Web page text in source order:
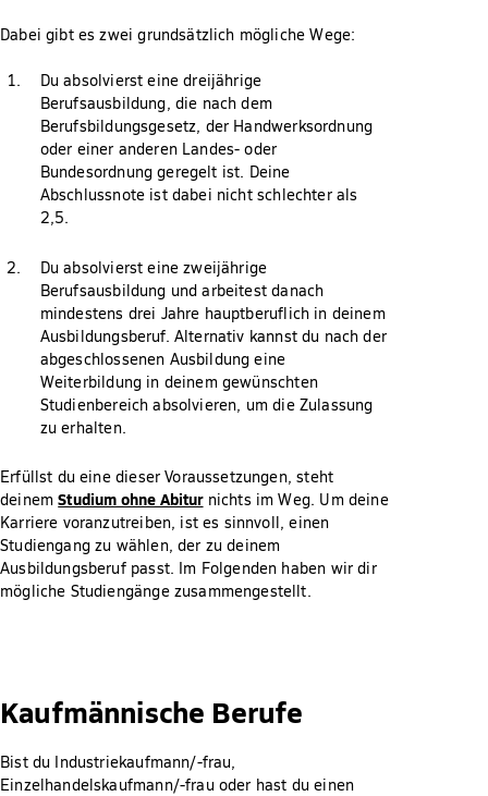
Dabei gibt es zwei grundsätzlich mögliche Wege:
Du absolvierst eine dreijährige
Berufsausbildung, die nach dem
Berufsbildungsgesetz, der Handwerksordnung
oder einer anderen Landes- oder
Bundesordnung geregelt ist. Deine
Abschlussnote ist dabei nicht schlechter als
2,5.
Du absolvierst eine zweijährige
Berufsausbildung und arbeitest danach
mindestens drei Jahre hauptberuflich in deinem
Ausbildungsberuf. Alternativ kannst du nach der
abgeschlossenen Ausbildung eine
Weiterbildung in deinem gewünschten
Studienbereich absolvieren, um die Zulassung
zu erhalten.
Erfüllst du eine dieser Voraussetzungen, steht
deinemStudium ohne Abiturnichts im Weg. Um deine
Karriere voranzutreiben, ist es sinnvoll, einen
Studiengang zu wählen, der zu deinem
Ausbildungsberuf passt. Im Folgenden haben wir dir
mögliche Studiengänge zusammengestellt.
Kaufmännische Berufe
Bist du Industriekaufmann/-frau,
Einzelhandelskaufmann/-frau oder hast du einen